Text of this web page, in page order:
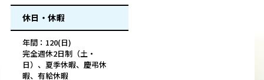
休日・休暇
年間：120(日)
完全週休2日制（土・
日）、夏季休暇、慶弔休
暇、有給休暇